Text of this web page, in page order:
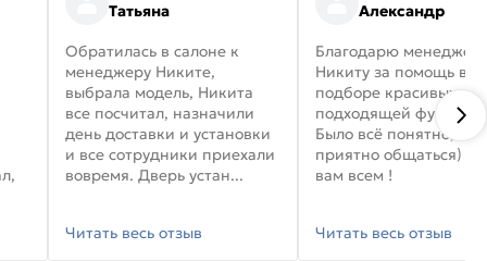
Татьяна
Обратилась в салоне к
менеджеру Никите,
выбрала модель, Никита
все посчитал, назначили
день доставки и установки
и все сотрудники приехали
вовремя. Дверь устан...
Читать весь отзыв
Александр
Благодарю
Никиту за помощь в
подборе красивых
подходящей
Было всё понятно, и
приятно общаться)
вам всем !
Читать весь отзыв